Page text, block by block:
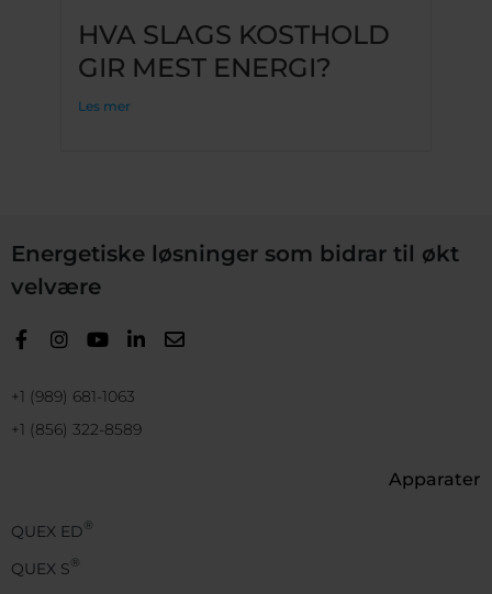
HVA SLAGS KOSTHOLD
GIR MEST ENERGI?
Les mer
Energetiske løsninger som bidrar til økt
velvære
+1 (989) 681-1063
+1 (856) 322-8589
Apparater
QUEX ED®
QUEX S®